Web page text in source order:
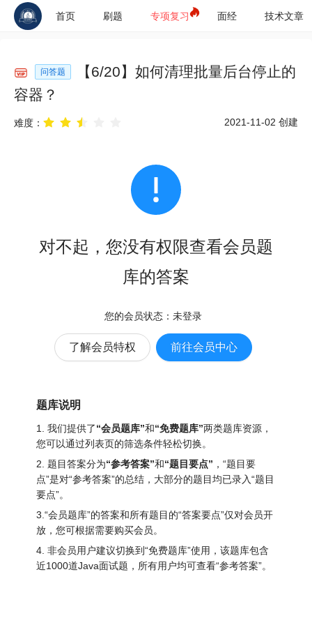
首页 刷题 专项复习 面经 技术文章
问答题 【6/20】 如何清理批量后台停止的
容器？
难度： 2021-11-02 创建
对不起，您没有权限查看会员题
库的答案
您的会员状态： 未登录
了解会员特权 前往会员中心
题库说明
1. 我们提供了“会员题库”和“免费题库”两类题库资源，
您可以通过列表页的筛选条件轻松切换。
2. 题目答案分为“参考答案”和“题目要点” ，“题目要
点”是对“参考答案”的总结，大部分的题目均已录入“题目
要点”。
3.“会员题库”的答案和所有题目的“答案要点”仅对会员开
放，您可根据需要购买会员。
4. 非会员用户建议切换到“免费题库”使用，该题库包含
近1000道Java面试题 ，所有用户均可查看“参考答案”。